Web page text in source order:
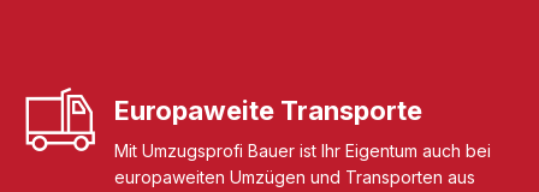
Europaweite Transporte
Mit Umzugsprofi Bauer ist Ihr Eigentum auch bei
europaweiten Umzügen und Transporten aus